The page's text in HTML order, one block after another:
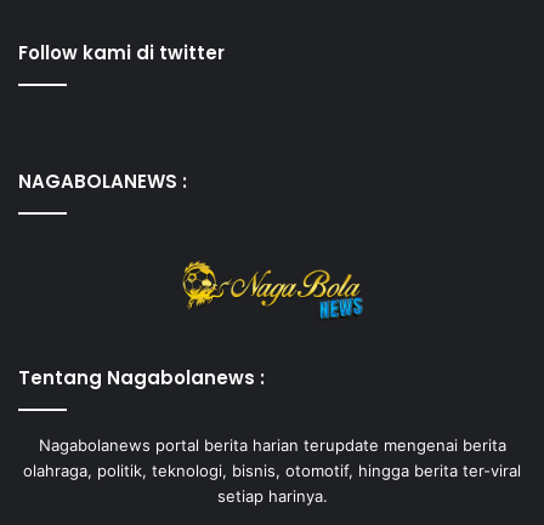
Follow kami di twitter
NAGABOLANEWS :
Tentang Nagabolanews :
Nagabolanews portal berita harian terupdate mengenai berita
olahraga, politik, teknologi, bisnis, otomotif, hingga berita ter-viral
setiap harinya.